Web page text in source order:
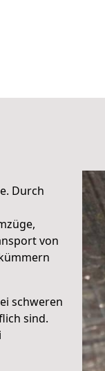
Durch
von
schweren
sind.